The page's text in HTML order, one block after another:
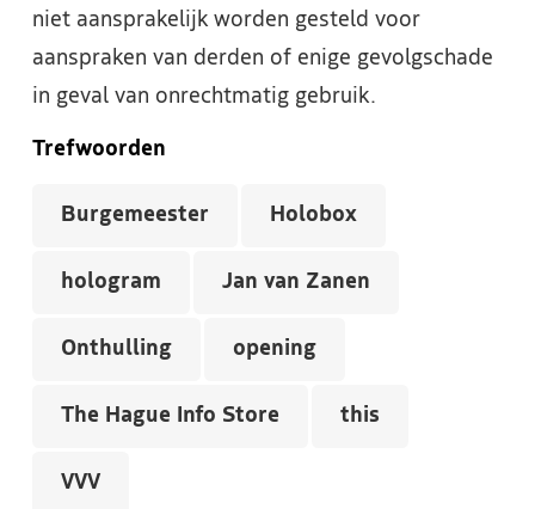
niet aansprakelijk worden gesteld voor
aanspraken van derden of enige gevolgschade
in geval van onrechtmatig gebruik.
Trefwoorden
Burgemeester Holobox
hologram Jan van Zanen
Onthulling opening
The Hague Info Store this
VVV